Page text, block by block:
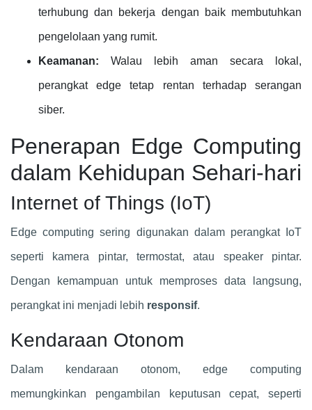
terhubung dan bekerja dengan baik membutuhkan
pengelolaan yang rumit.
Keamanan: Walau lebih aman secara lokal,
perangkat edge tetap rentan terhadap serangan
siber.
Penerapan Edge Computing
dalam Kehidupan Sehari-hari
Internet of Things (IoT)
Edge computing sering digunakan dalam perangkat IoT
seperti kamera pintar, termostat, atau speaker pintar.
Dengan kemampuan untuk memproses data langsung,
perangkat ini menjadi lebih responsif.
Kendaraan Otonom
Dalam kendaraan otonom, edge computing
memungkinkan pengambilan keputusan cepat, seperti